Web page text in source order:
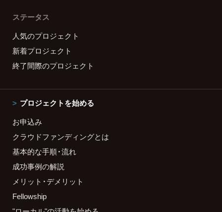
ステータス
人気のプロジェクト
新着プロジェクト
終了間際のプロジェクト
プロジェクトを始める
お申込み
クラウドファンディングとは
基本的な手順・流れ
成功事例の解説
メリット・デメリット
Fellowship